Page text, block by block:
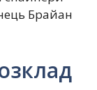
Брайан